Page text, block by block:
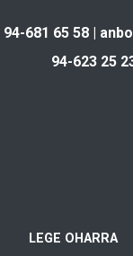
94-681 65 58 |
94-623 25
LEGE OHARRA